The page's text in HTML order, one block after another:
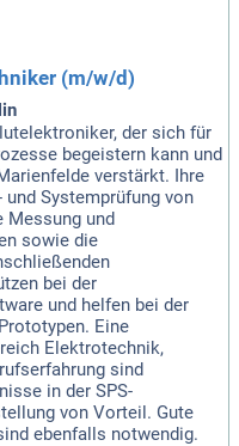
(m/w/d)
der sich für
begeistern kann und
verstärkt. Ihre
Systemprüfung von
Messung und
sowie die
bei der
und helfen bei der
Eine
Elektrotechnik,
sind
in der SPS-
von Vorteil. Gute
ebenfalls notwendig.